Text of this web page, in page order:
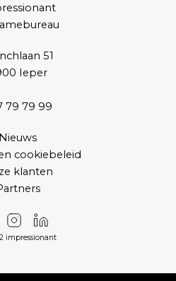
51
Ieper
79 79 99
Nieuws
cookiebeleid
klanten
impressionant